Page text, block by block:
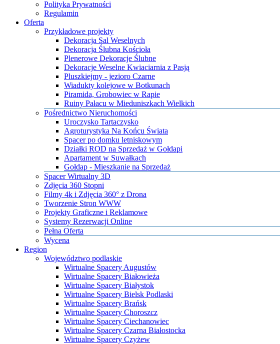
Polityka Prywatności
Regulamin
Oferta
Przykładowe projekty
Dekoracja Sal Weselnych
Dekoracja Ślubna Kościoła
Plenerowe Dekoracje Ślubne
Dekoracje Weselne Kwiaciarnia z Pasją
Pluszkiejmy - jezioro Czarne
Wiadukty kolejowe w Botkunach
Piramida, Grobowiec w Rapie
Ruiny Pałacu w Mieduniszkach Wielkich
Pośrednictwo Nieruchomości
Uroczysko Tartaczysko
Agroturystyka Na Końcu Świata
Spacer po domku letniskowym
Działki ROD na Sprzedaż w Gołdapi
Apartament w Suwałkach
Gołdap - Mieszkanie na Sprzedaż
​Spacer Wirtualny 3D
​Zdjęcia 360 Stopni
​Filmy 4k i Zdjęcia 360° z Drona
​Tworzenie Stron WWW
​Projekty Graficzne i Reklamowe
​Systemy Rezerwacji Online
Pełna Oferta
Wycena
Region
Województwo podlaskie
Wirtualne Spacery Augustów
Wirtualne Spacery Białowieża
Wirtualne Spacery Białystok
Wirtualne Spacery Bielsk Podlaski
Wirtualne Spacery Brańsk
Wirtualne Spacery Choroszcz
Wirtualne Spacery Ciechanowiec
Wirtualne Spacery Czarna Białostocka
Wirtualne Spacery Czyżew